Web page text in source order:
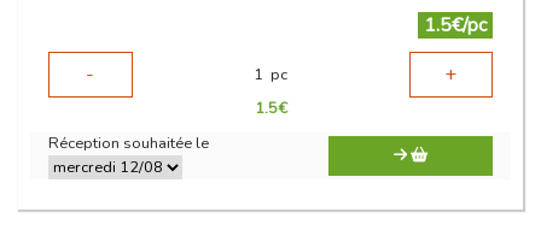
1.5€/pc
-
1 pc +
1.5€
Réception souhaitée le